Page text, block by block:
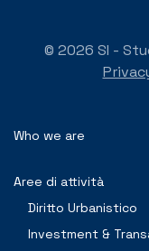
Who we are
Aree di attività
Diritto Urbanistico
Investment &
© 2026 SI -